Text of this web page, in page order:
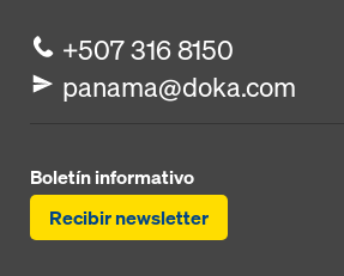
+507 316 8150
panama@doka.com
Boletín informativo
Recibir newsletter